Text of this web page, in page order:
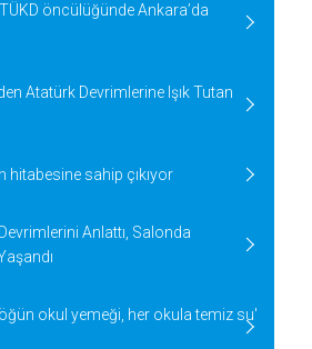
öncülüğünde Ankara’da
Atatürk Devrimlerine Işık Tutan
hitabesine sahip çıkıyor
Anlattı, Salonda
okul yemeği, her okula temiz su'